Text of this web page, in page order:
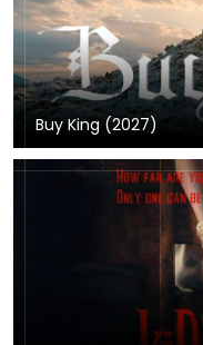
Buy King (2027)